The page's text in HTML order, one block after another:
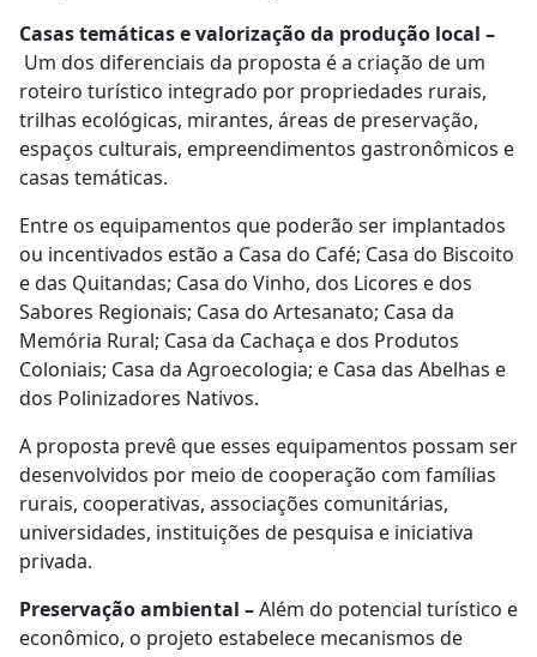
Casas temáticas e valorização da produção local –
Um dos diferenciais da proposta é a criação de um
roteiro turístico integrado por propriedades rurais,
trilhas ecológicas, mirantes, áreas de preservação,
espaços culturais, empreendimentos gastronômicos e
casas temáticas.
Entre os equipamentos que poderão ser implantados
ou incentivados estão a Casa do Café; Casa do Biscoito
e das Quitandas; Casa do Vinho, dos Licores e dos
Sabores Regionais; Casa do Artesanato; Casa da
Memória Rural; Casa da Cachaça e dos Produtos
Coloniais; Casa da Agroecologia; e Casa das Abelhas e
dos Polinizadores Nativos.
A proposta prevê que esses equipamentos possam ser
desenvolvidos por meio de cooperação com famílias
rurais, cooperativas, associações comunitárias,
universidades, instituições de pesquisa e iniciativa
privada.
Preservação ambiental –Além do potencial turístico e
econômico, o projeto estabelece mecanismos de